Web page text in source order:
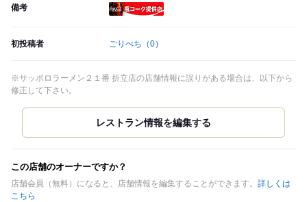
備考
初投稿者 ごりぺち （0）
※サッポロラーメン２１番 折立店の店舗情報に誤りがある場合は、以下から
修正して下さい。
この店舗のオーナーですか？
店舗会員（無料）になると、店舗情報を編集することができます。 詳しくは
こちら